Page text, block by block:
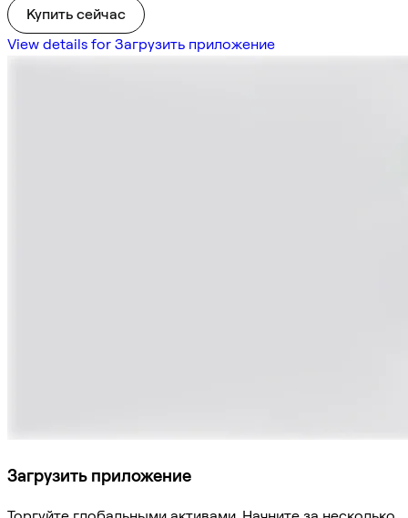
Купить сейчас
View details for Загрузить приложение
Загрузить приложение